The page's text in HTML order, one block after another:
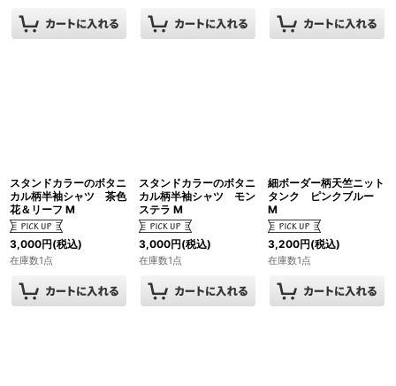
スタンドカラーのボタニ
カル柄半袖シャツ 茶色
花＆リーフ M
3,000円(税込)
在庫数1点
スタンドカラーのボタニ
カル柄半袖シャツ モン
ステラ M
3,000円(税込)
在庫数1点
細ボーダー柄天竺ニット
タンク ピンクブルー
M
3,200円(税込)
在庫数1点